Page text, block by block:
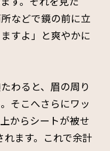
などで鏡の前に立
すよ」と爽やかに
わると、眉の周り
そこへさらにワッ
からシートが被せ
ます。これで余計